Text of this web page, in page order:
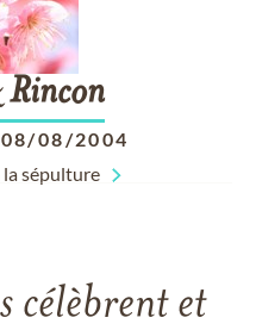
Rincon
08/08/2004
la sépulture
célèbrent et